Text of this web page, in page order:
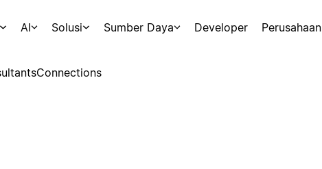
AI Solusi Sumber Daya Developer Perusahaan
Connections